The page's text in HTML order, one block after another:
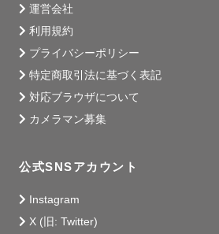
運営会社
利用規約
プライバシーポリシー
特定商取引法に基づく表記
対応ブラウザについて
カメラマン募集
公式SNSアカウント
Instagram
X (旧: Twitter)